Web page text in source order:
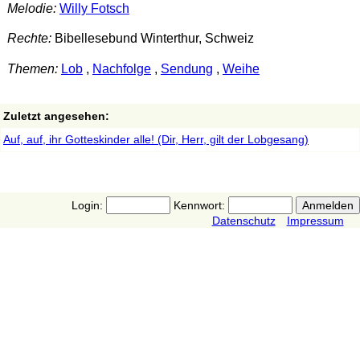
Melodie: Willy Fotsch
Rechte:Bibellesebund Winterthur, Schweiz
Themen: Lob, Nachfolge, Sendung , Weihe
Zuletzt angesehen:
Auf, auf, ihr Gotteskinder alle! (Dir, Herr, gilt der Lobgesang)
Login:
Kennwort:
Datenschutz
Impressum